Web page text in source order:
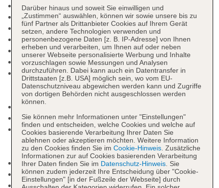
Rezeption
Lift
Wintergarten, Gemeinschaftslounge/TV-Bereich
Geldautomat in der Unterkunft
Sonnenterrasse
Pools: 4
Pool „Happy's Badeparadies“: Indoor, beheizbar,
Anzahl Wasserrutschen: 1, integrierter
Kinder/Babypool, Liegen: ohne Gebühr
Kinderpool: Indoor, beheizbar
Babypool: Indoor, beheizbar
Activitypool „Strömungsbecken "Strudelino"“: ab 3
Jahre, Januar - Dezember, ohne Gebühr, Indoor,
beheizbar
Badetücher: ohne Gebühr
Souvenirshop, Ladenzeile, Minimarkt
Arzt
Darüber hinaus und soweit Sie einwilligen und
„Zustimmen“ auswählen, können wir sowie unsere bis zu
fünf Partner als Drittanbieter Cookies auf Ihrem Gerät
setzen, andere Technologien verwenden und
personenbezogene Daten [z. B. IP-Adresse] von Ihnen
erheben und verarbeiten, um Ihnen auf oder neben
unserer Webseite personalisierte Werbung und Inhalte
vorzuschlagen sowie Messungen und Analysen
durchzuführen. Dabei kann auch ein Datentransfer in
Drittstaaten [z.B. USA] möglich sein, wo vom EU-
Datenschutzniveau abgewichen werden kann und Zugriffe
von dortigen Behörden nicht ausgeschlossen werden
können.
Sie können mehr Informationen unter "Einstellungen"
finden und entscheiden, welche Cookies und welche auf
Cookies basierende Verarbeitung Ihrer Daten Sie
ablehnen oder akzeptieren möchten. Weitere Information
zu den Cookies finden Sie im Cookie-Hinweis. Zusätzliche
Informationen zur auf Cookies basierenden Verarbeitung
Ihrer Daten finden Sie im Datenschutz-Hinweis. Sie
können zudem jederzeit Ihre Entscheidung über "Cookie-
Einstellungen" [in der Fußzeile der Webseite] durch